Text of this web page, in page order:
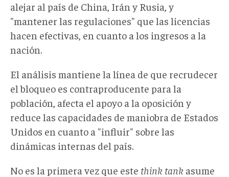
alejar al país de China, Irán y Rusia, y
"mantener las regulaciones" que las licencias
hacen efectivas, en cuanto a los ingresos a la
nación.
El análisis mantiene la línea de que recrudecer
el bloqueo es contraproducente para la
población, afecta el apoyo a la oposición y
reduce las capacidades de maniobra de Estados
Unidos en cuanto a "influir" sobre las
dinámicas internas del país.
No es la primera vez que este think tank asume